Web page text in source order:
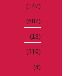
(147)
(682)
(13)
(319)
(4)